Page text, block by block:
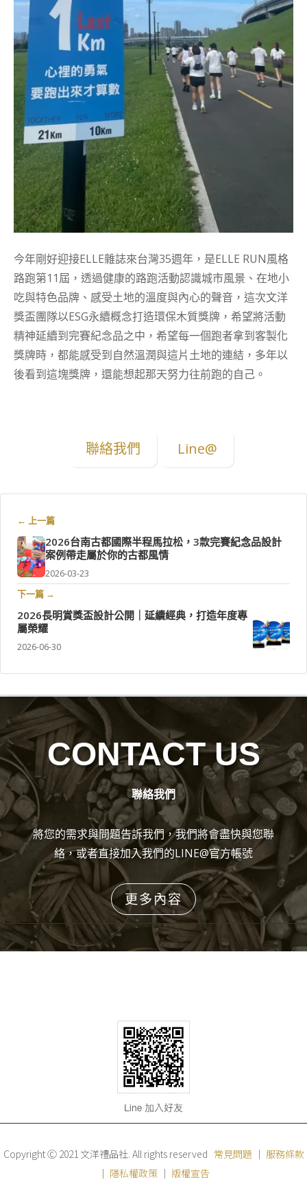
今年剛好迎接ELLE雜誌來台灣35週年，是ELLE RUN風格
路跑第11屆，透過健康的路跑活動認識城市風景、在地小
吃與特色品牌、感受土地的溫度與內心的聲音，這次文洋
獎盃團隊以ESG永續概念打造環保木質獎牌，希望將活動
精神延續到完賽紀念品之中，希望每一個跑者拿到客製化
獎牌時，都能感受到自然溫潤與這片土地的連結，多年以
後看到這塊獎牌，還能想起那天努力往前跑的自己。
聯絡我們 Line@
← 上一篇
2026台南古都國際半程馬拉松，3款完賽紀念品設計
案例帶走屬於你的古都風情
2026-03-23
下一篇 →
2026長明賞獎盃設計公開｜延續經典，打造年度專
屬榮耀
2026-06-30
CONTACT US
聯絡我們
將您的需求與問題告訴我們，我們將會盡快與您聯
絡，或者直接加入我們的LINE@官方帳號
更多內容
Copyright Ⓒ 2021 文洋禮品社. All rights reserved 常見問題 ｜ 服務條款
｜ 隱私權政策｜ 版權宣告